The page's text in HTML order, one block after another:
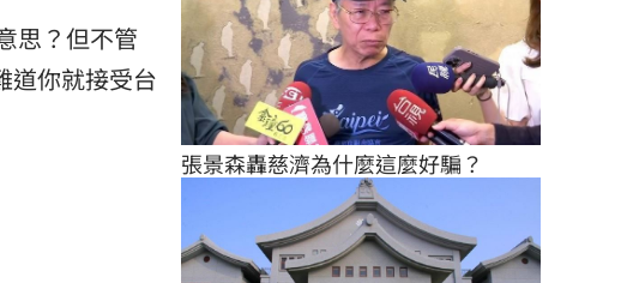
思？但不管
道你就接受台
張景森轟慈濟為什麼這麼好騙？